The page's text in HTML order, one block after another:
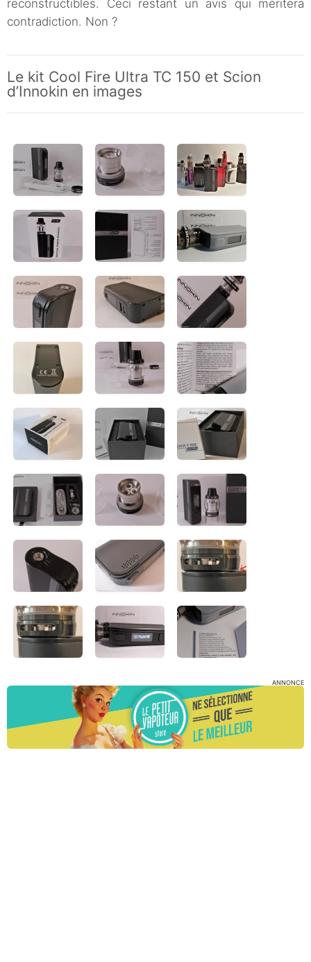
reconstructibles. Ceci restant un avis qui méritera
contradiction. Non ?
Le kit Cool Fire Ultra TC 150 et Scion
d’Innokin en images
ANNONCE